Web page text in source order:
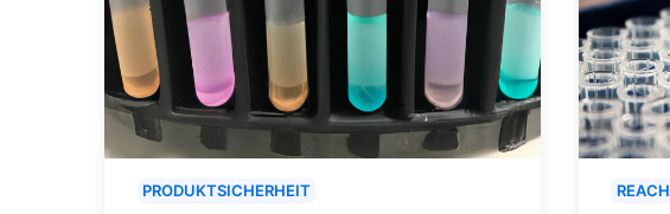
PRODUKTSICHERHEIT
REACH